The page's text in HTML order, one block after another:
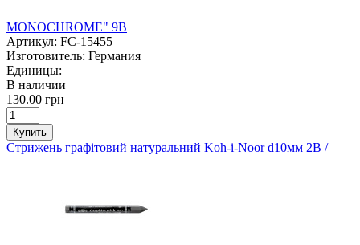
MONOCHROME" 9В
Артикул: FC-15455
Изготовитель: Германия
Единицы:
В наличии
130.00 грн
Купить
Стрижень графітовий натуральний Koh-i-Noor d10мм 2В /